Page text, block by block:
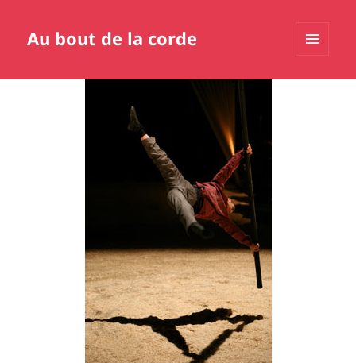
Au bout de la corde